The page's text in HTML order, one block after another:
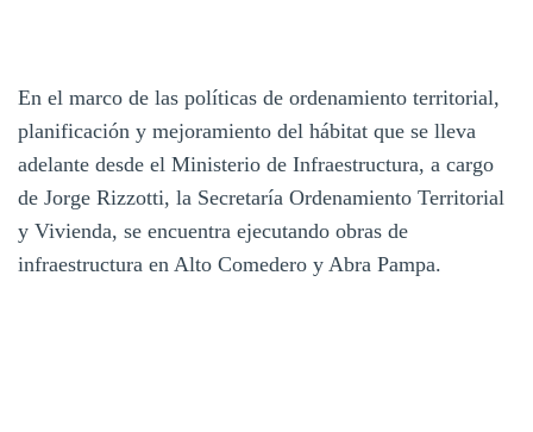
En el marco de las políticas de ordenamiento territorial,
planificación y mejoramiento del hábitat que se lleva
adelante desde el Ministerio de Infraestructura, a cargo
de Jorge Rizzotti, la Secretaría Ordenamiento Territorial
y Vivienda, se encuentra ejecutando obras de
infraestructura en Alto Comedero y Abra Pampa.